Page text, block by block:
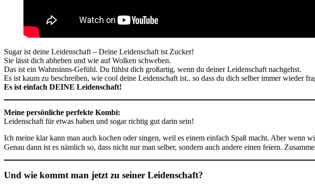
Sugar ist deine Leidenschaft – Deine Leidenschaft ist Zucker!
Sie lässt dich abheben und wie auf Wolken schweben.
Das ist ein Wahnsinns-Gefühl. Du fühlst dich großartig, wenn du deiner Leidenschaft nachgehst.
Es ist kaum zu beschreiben, wie cool deine Leidenschaft ist.. so dass du dich selber immer wieder
Es ist einfach DEINE Leidenschaft!
Meine persönliche perfekte Kombi:
Leidenschaft für etwas haben und sogar richtig gut darin sein!
Ich meine klar kann man auch kochen oder singen, weil es einem einfach Spaß macht. Aber wenn
Genau dann ist es nämlich so, dass nicht nur man selber, sondern auch andere einen feiern.
Und wie kommt man jetzt zu seiner Leidenschaft?